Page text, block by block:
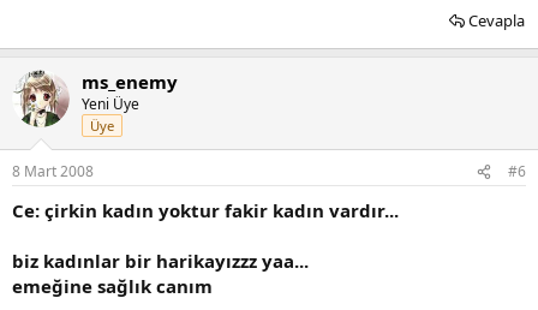
Cevapla
ms_enemy
Yeni Üye
Üye
8 Mart 2008 #6
Ce: çirkin kadın yoktur fakir kadın vardır...
biz kadınlar bir harikayızzz yaa...
emeğine sağlık canım